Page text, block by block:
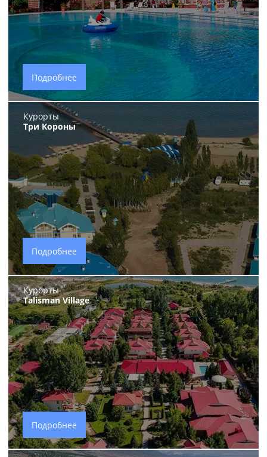
Подробнее
Курорты
Три Короны
Подробнее
Курорты
Talisman Village
Подробнее